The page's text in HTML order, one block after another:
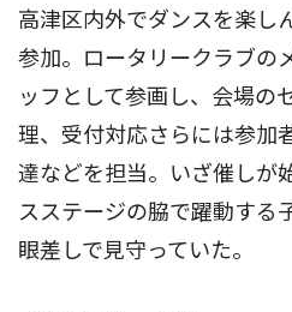
高津区内外でダンスを楽し
参加。ロータリークラブの
ッフとして参画し、会場の
理、受付対応さらには参加
達などを担当。いざ催しが
スステージの脇で躍動する
眼差しで見守っていた。